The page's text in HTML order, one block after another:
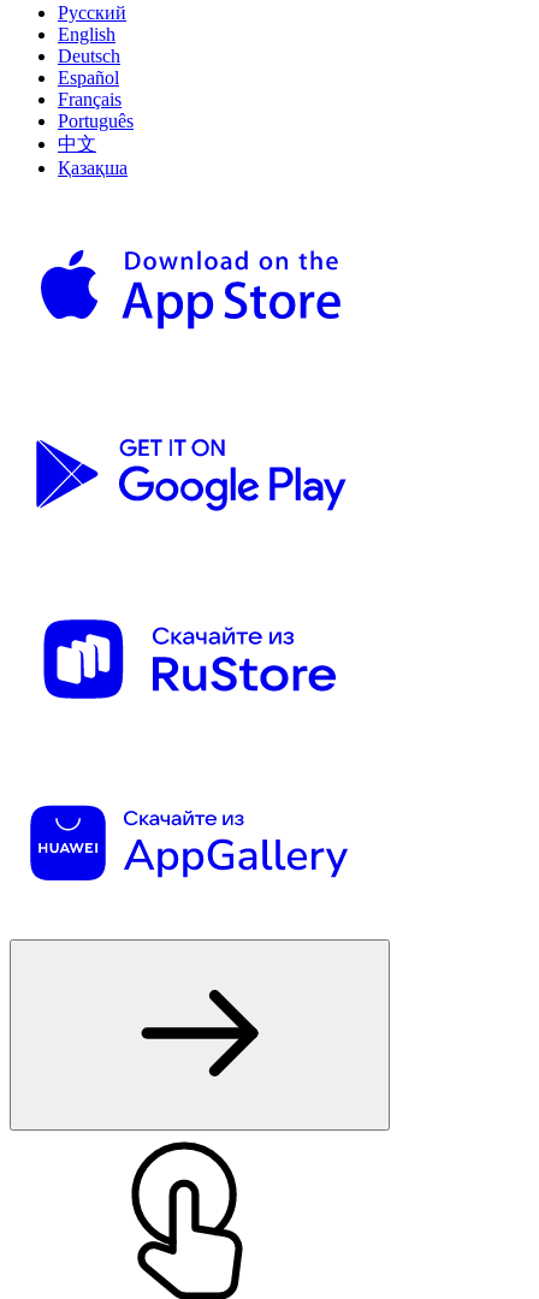
Русский
English
Deutsch
Español
Français
Português
中文
Қазақша